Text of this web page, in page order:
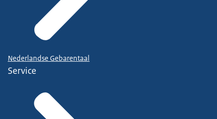
Nederlandse Gebarentaal
Service